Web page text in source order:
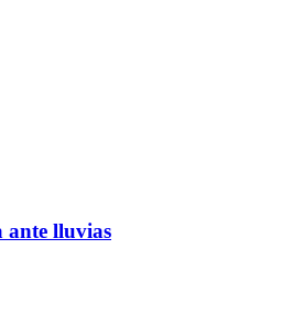
ante lluvias